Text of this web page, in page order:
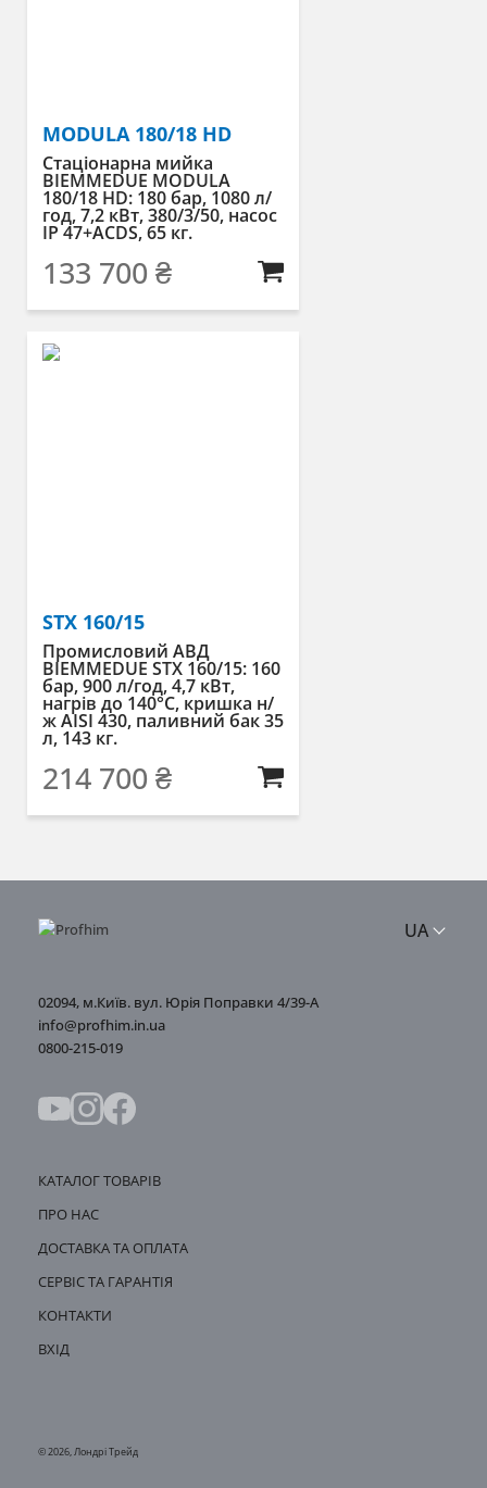
MODULA 180/18 HD
Стаціонарна мийка
BIEMMEDUE MODULA
180/18 HD: 180 бар, 1080 л/
год, 7,2 кВт, 380/3/50, насос
IP 47+ACDS, 65 кг.
133 700 ₴
STX 160/15
Промисловий АВД
BIEMMEDUE STX 160/15: 160
бар, 900 л/год, 4,7 кВт,
нагрів до 140°C, кришка н/
ж AISI 430, паливний бак 35
л, 143 кг.
214 700 ₴
UA
02094, м.Київ. вул. Юрія Поправки 4/39-А
info@profhim.in.ua
0800-215-019
КАТАЛОГ ТОВАРІВ
ПРО НАС
ДОСТАВКА ТА ОПЛАТА
СЕРВІС ТА ГАРАНТІЯ
КОНТАКТИ
ВХІД
© 2026, Лондрі Трейд